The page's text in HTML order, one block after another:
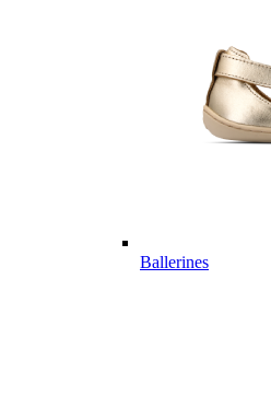
Ballerines